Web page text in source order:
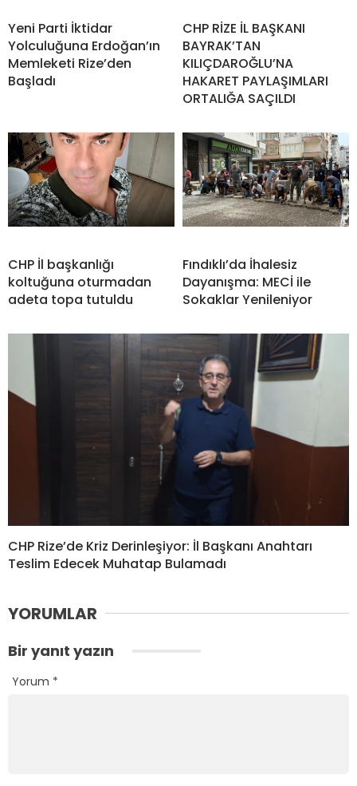
Yeni Parti İktidar
Yolculuğuna Erdoğan’ın
Memleketi Rize’den
Başladı
CHP RİZE İL BAŞKANI
BAYRAK’TAN
KILIÇDAROĞLU’NA
HAKARET PAYLAŞIMLARI
ORTALIĞA SAÇILDI
CHP İl başkanlığı
koltuğuna oturmadan
adeta topa tutuldu
Fındıklı’da İhalesiz
Dayanışma: MECİ ile
Sokaklar Yenileniyor
CHP Rize’de Kriz Derinleşiyor: İl Başkanı Anahtarı
Teslim Edecek Muhatap Bulamadı
YORUMLAR
Bir yanıt yazın
Yorum *